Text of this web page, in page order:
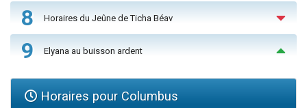
8 Horaires du Jeûne de Ticha Béav
9 Elyana au buisson ardent
Horaires pour Columbus